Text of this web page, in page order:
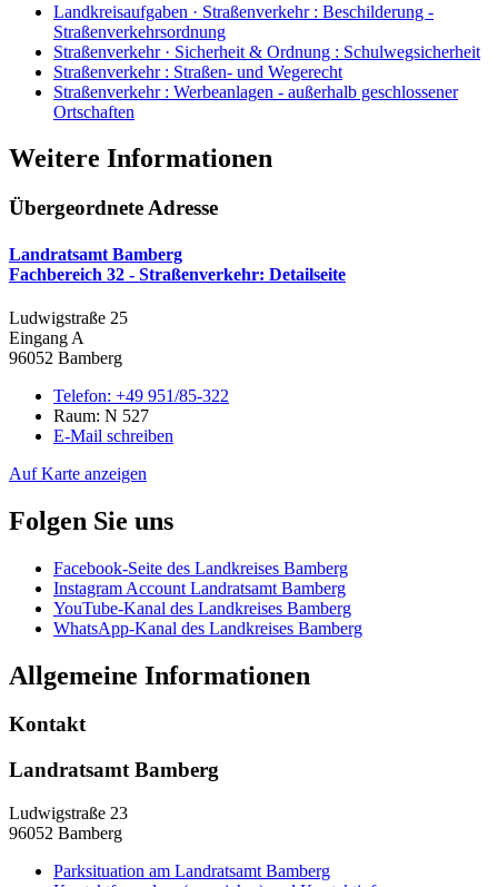
Landkreisaufgaben · Straßenverkehr : Beschilderung -
Straßenverkehrsordnung
Straßenverkehr · Sicherheit & Ordnung : Schulwegsicherheit
Straßenverkehr : Straßen- und Wegerecht
Straßenverkehr : Werbeanlagen - außerhalb geschlossener
Ortschaften
Weitere Informationen
Übergeordnete Adresse
Landratsamt Bamberg
Fachbereich 32 - Straßenverkehr: Detailseite
Ludwigstraße 25
Eingang A
96052 Bamberg
Telefon: +49 951/85-322
Raum: N 527
E-Mail schreiben
Auf Karte anzeigen
Folgen Sie uns
Facebook-Seite des Landkreises Bamberg
Instagram Account Landratsamt Bamberg
YouTube-Kanal des Landkreises Bamberg
WhatsApp-Kanal des Landkreises Bamberg
Allgemeine Informationen
Kontakt
Landratsamt Bamberg
Ludwigstraße 23
96052 Bamberg
Parksituation am Landratsamt Bamberg